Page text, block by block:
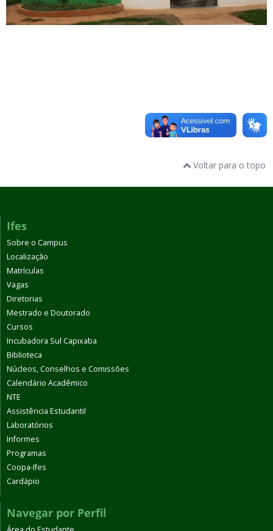
Voltar para o topo
Ifes
Sobre o Campus
Localização
Matrículas
Vagas
Diretorias
Mestrado e Doutorado
Cursos
Incubadora Sul Capixaba
Biblioteca
Núcleos, Conselhos e Comissões
Calendário Acadêmico
NTE
Assistência Estudantil
Laboratórios
Informes
Programas
Coopa-Ifes
Cardápio
Navegar por Perfil